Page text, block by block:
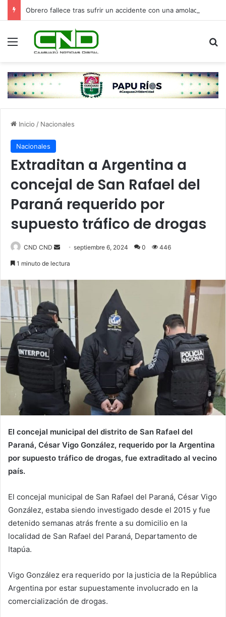
Menú
Inicio / Nacionales
Nacionales
Extraditan a Argentina a
concejal de San Rafael del
Paraná requerido por
supuesto tráfico de drogas
CND CND
Send septiembre 6, 2024 0 446
1 minuto de lectura
El concejal municipal del distrito de San Rafael del
Paraná, César Vigo González, requerido por la Argentina
por supuesto tráfico de drogas, fue extraditado al vecino
país.
El concejal municipal de San Rafael del Paraná, César Vigo
González, estaba siendo investigado desde el 2015 y fue
detenido semanas atrás frente a su domicilio en la
localidad de San Rafael del Paraná, Departamento de
Itapúa.
Vigo González era requerido por la justicia de la República
Argentina por estar supuestamente involucrado en la
comercialización de drogas.